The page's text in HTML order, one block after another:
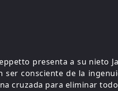
presenta a su nieto
consciente de la
cruzada para eliminar